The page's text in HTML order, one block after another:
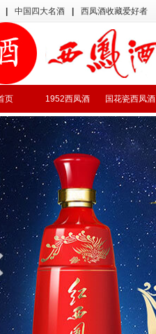
中国四大名酒 西凤酒收藏爱好者
页 1952西凤酒 国花瓷西凤酒